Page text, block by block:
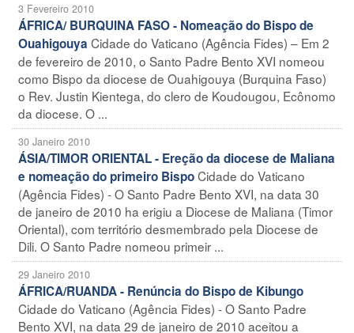
3 Fevereiro 2010
ÁFRICA/ BURQUINA FASO - Nomeação do Bispo de
Ouahigouya Cidade do Vaticano (Agência Fides) – Em 2
de fevereiro de 2010, o Santo Padre Bento XVI nomeou
como Bispo da diocese de Ouahigouya (Burquina Faso)
o Rev. Justin Kientega, do clero de Koudougou, Ecônomo
da diocese. O ...
30 Janeiro 2010
ÁSIA/TIMOR ORIENTAL - Ereção da diocese de Maliana
e nomeação do primeiro BispoCidade do Vaticano
(Agência Fides) - O Santo Padre Bento XVI, na data 30
de janeiro de 2010 ha erigiu a Diocese de Maliana (Timor
Oriental), com território desmembrado pela Diocese de
Dili. O Santo Padre nomeou primeir ...
29 Janeiro 2010
ÁFRICA/RUANDA - Renúncia do Bispo de Kibungo
Cidade do Vaticano (Agência Fides) - O Santo Padre
Bento XVI, na data 29 de janeiro de 2010 aceitou a